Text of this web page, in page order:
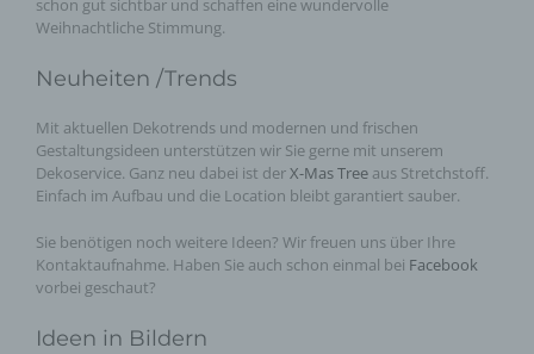
schon gut sichtbar und schaffen eine wundervolle
Weihnachtliche Stimmung.
Neuheiten /Trends
Mit aktuellen Dekotrends und modernen und frischen
Gestaltungsideen unterstützen wir Sie gerne mit unserem
Dekoservice. Ganz neu dabei ist derX-Mas Tree aus Stretchstoff.
Einfach im Aufbau und die Location bleibt garantiert sauber.
Sie benötigen noch weitere Ideen? Wir freuen uns über Ihre
Kontaktaufnahme. Haben Sie auch schon einmal bei Facebook
vorbei geschaut?
Ideen in Bildern